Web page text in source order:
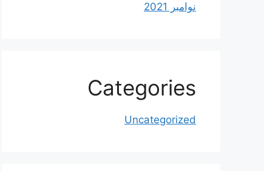
نوامبر 2021
Categories
Uncategorized